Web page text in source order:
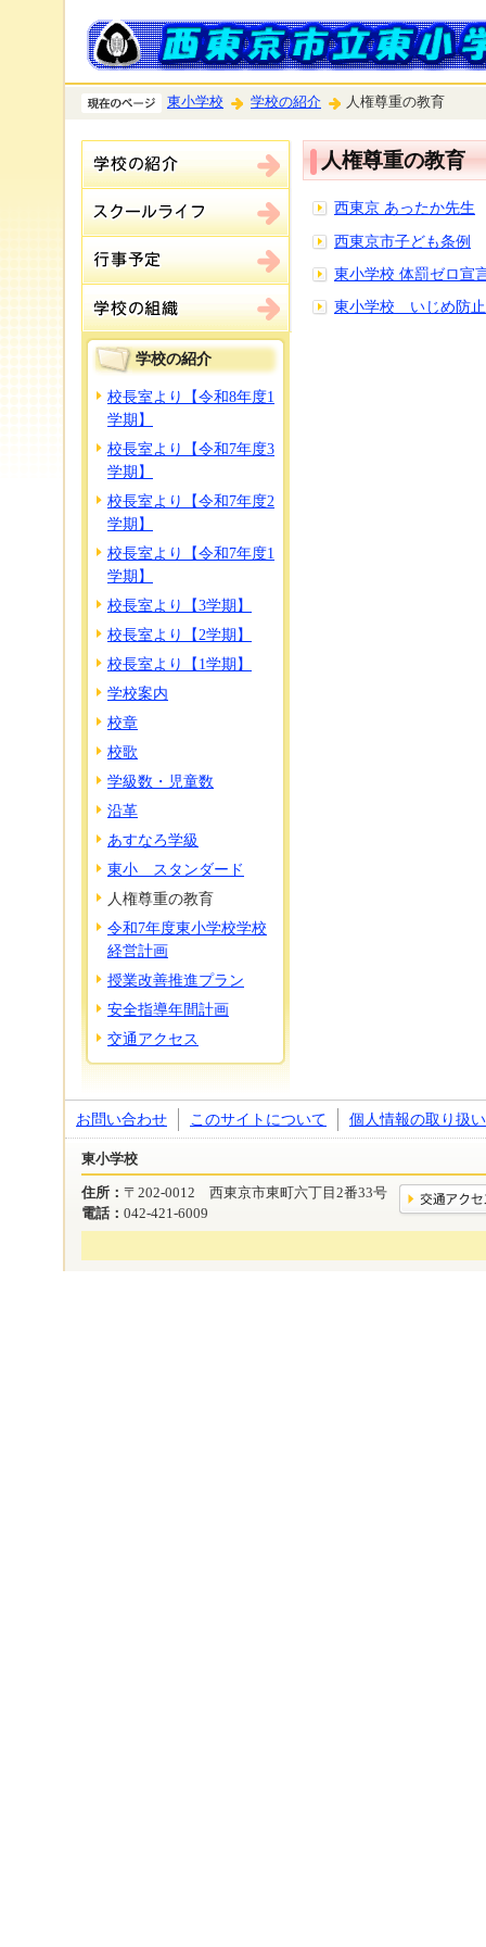
東小学校 学校の紹介 人権尊重の教育
学校の紹介
校長室より【令和8年度1
学期】
校長室より【令和7年度3
学期】
校長室より【令和7年度2
学期】
校長室より【令和7年度1
学期】
校長室より【3学期】
校長室より【2学期】
校長室より【1学期】
学校案内
校章
校歌
学級数・児童数
沿革
あすなろ学級
東小 スタンダード
人権尊重の教育
令和7年度東小学校学校
経営計画
授業改善推進プラン
安全指導年間計画
交通アクセス
人権尊重の教育
西東京 あったか先生
西東京市子ども条例
東小学校 体罰ゼロ宣
東小学校 いじめ防
お問い合わせ このサイトについて 個人情報の取り扱い
東小学校
住所： 〒202-0012 西東京市東町六丁目2番33号
電話： 042-421-6009